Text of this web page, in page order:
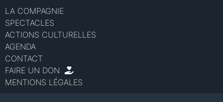
LA COMPAGNIE
SPECTACLES
ACTIONS CULTURELLES
AGENDA
CONTACT
FAIRE UN DON
MENTIONS LÉGALES